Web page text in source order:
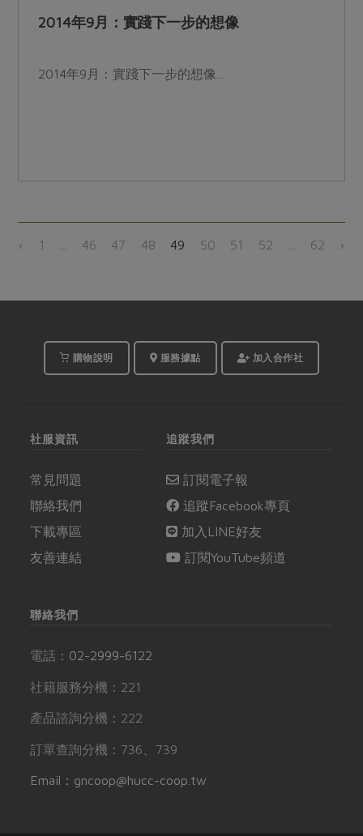
2014年9月：實踐下一步的想像
2014年9月：實踐下一步的想像...
‹ 1 46 47 48 49 50 51 52 62 ›
購物說明 服務據點 加入合作社
社服資訊
常見問題
聯絡我們
下載專區
友善連結
追蹤我們
訂閱電子報
追蹤Facebook專頁
加入LINE好友
訂閱YouTube頻道
聯絡我們
電話： 02-2999-6122
社籍服務分機：221
產品諮詢分機：222
訂單查詢分機：736、739
Email：gncoop@hucc-coop.tw